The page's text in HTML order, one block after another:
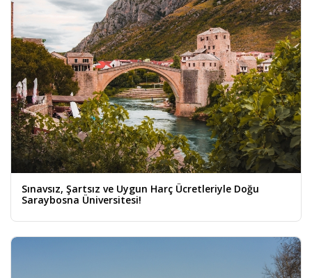
Sınavsız, Şartsız ve Uygun Harç Ücretleriyle Doğu
Saraybosna Üniversitesi!